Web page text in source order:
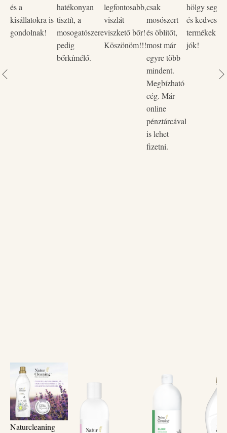
és a
kisállatokra is
gondolnak!
hatékonyan
tisztít, a
mosogatószere
pedig
bőrkímélő.
legfontosabb,
viszlát
viszkető bőr!
Köszönöm!!!
csak
mosószert
és öblítőt,
most már
egyre több
mindent.
Megbízható
cég. Már
online
pénztárcával
is lehet
fizetni.
hölgy
és kedves
termékek
jók!
Naturcleaning